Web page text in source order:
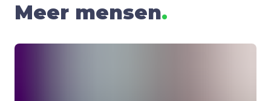
Meer mensen.